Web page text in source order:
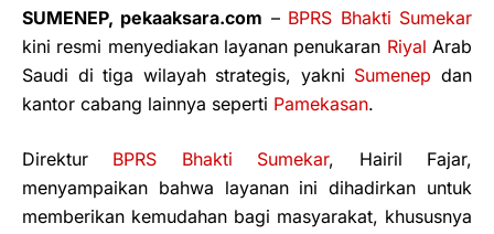
SUMENEP, pekaaksara.com – BPRS Bhakti Sumekar
kini resmi menyediakan layanan penukaran Riyal Arab
Saudi di tiga wilayah strategis, yakni Sumenep dan
kantor cabang lainnya seperti Pamekasan.
Direktur BPRS Bhakti Sumekar, Hairil Fajar,
menyampaikan bahwa layanan ini dihadirkan untuk
memberikan kemudahan bagi masyarakat, khususnya